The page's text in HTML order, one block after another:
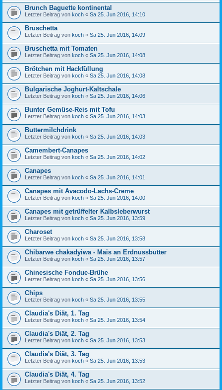
Brunch Baguette kontinental
Letzter Beitrag von koch « Sa 25. Jun 2016, 14:10
Bruschetta
Letzter Beitrag von koch « Sa 25. Jun 2016, 14:09
Bruschetta mit Tomaten
Letzter Beitrag von koch « Sa 25. Jun 2016, 14:08
Brötchen mit Hackfüllung
Letzter Beitrag von koch « Sa 25. Jun 2016, 14:08
Bulgarische Joghurt-Kaltschale
Letzter Beitrag von koch « Sa 25. Jun 2016, 14:06
Bunter Gemüse-Reis mit Tofu
Letzter Beitrag von koch « Sa 25. Jun 2016, 14:03
Buttermilchdrink
Letzter Beitrag von koch « Sa 25. Jun 2016, 14:03
Camembert-Canapes
Letzter Beitrag von koch « Sa 25. Jun 2016, 14:02
Canapes
Letzter Beitrag von koch « Sa 25. Jun 2016, 14:01
Canapes mit Avacodo-Lachs-Creme
Letzter Beitrag von koch « Sa 25. Jun 2016, 14:00
Canapes mit getrüffelter Kalbsleberwurst
Letzter Beitrag von koch « Sa 25. Jun 2016, 13:59
Charoset
Letzter Beitrag von koch « Sa 25. Jun 2016, 13:58
Chibarwe chakadyiwa - Mais an Erdnussbutter
Letzter Beitrag von koch « Sa 25. Jun 2016, 13:57
Chinesische Fondue-Brühe
Letzter Beitrag von koch « Sa 25. Jun 2016, 13:56
Chips
Letzter Beitrag von koch « Sa 25. Jun 2016, 13:55
Claudia's Diät, 1. Tag
Letzter Beitrag von koch « Sa 25. Jun 2016, 13:54
Claudia's Diät, 2. Tag
Letzter Beitrag von koch « Sa 25. Jun 2016, 13:53
Claudia's Diät, 3. Tag
Letzter Beitrag von koch « Sa 25. Jun 2016, 13:53
Claudia's Diät, 4. Tag
Letzter Beitrag von koch « Sa 25. Jun 2016, 13:52